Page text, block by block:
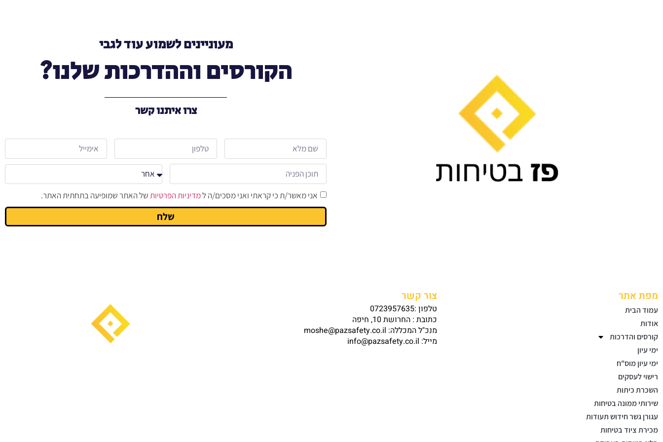
מעוניינים לשמוע עוד לגבי
הקורסים וההדרכות שלנו?
צרו איתנו קשר
אני מאשר/ת כי קראתי ואני מסכים/ה למדיניות הפרטיותשל האתר שמופיעה בתחתית האתר.
שלח
מפת אתר
עמוד הבית
אודות
קורסים והדרכות
ימי עיון
ימי עיון מוס"ח
רישוי לעסקים
השכרת כיתות
שירותי ממונה בטיחות
עגורן גשר חידוש תעודות
מכירת ציוד בטיחות
צור קשר
טלפון :0723957635
כתובת : החרושת 10, חיפה
מנכ"ל המכללה: moshe@pazsafety.co.il
מייל: info@pazsafety.co.il